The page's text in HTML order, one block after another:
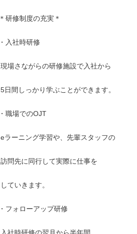
＊研修制度の充実＊
・入社時研修
・職場でのOJT
・フォローアップ研修